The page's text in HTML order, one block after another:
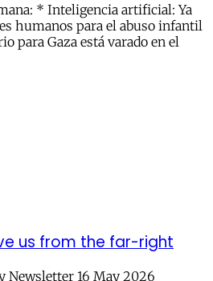
* Inteligencia artificial: Ya
humanos para el abuso infantil
para Gaza está varado en el
us from the far-right
Newsletter 16 May 2026